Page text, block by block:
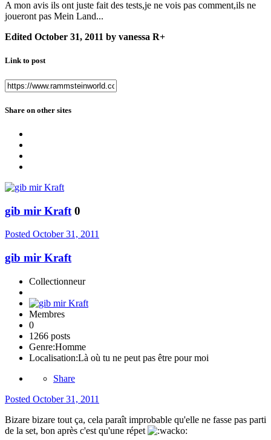
A mon avis ils ont juste fait des tests,je ne vois pas comment,ils ne
joueront pas Mein Land...
Edited October 31, 2011 by vanessa R+
Link to post
Share on other sites
gib mir Kraft 0
Posted October 31, 2011
gib mir Kraft
Collectionneur
Membres
0
1266 posts
Genre:Homme
Localisation:Là où tu ne peut pas être pour moi
Share
Posted October 31, 2011
Bizare bizare tout ça, cela paraît improbable qu'elle ne fasse pas parti
de la set, bon après c'est qu'une répet